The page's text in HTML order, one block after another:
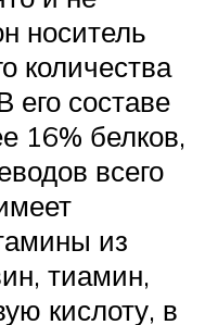
носитель
количества
его составе
16% белков,
всего
из
тиамин,
кислоту, в